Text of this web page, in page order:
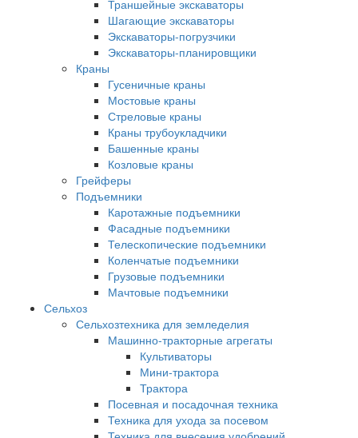
Траншейные экскаваторы
Шагающие экскаваторы
Экскаваторы-погрузчики
Экскаваторы-планировщики
Краны
Гусеничные краны
Мостовые краны
Стреловые краны
Краны трубоукладчики
Башенные краны
Козловые краны
Грейферы
Подъемники
Каротажные подъемники
Фасадные подъемники
Телескопические подъемники
Коленчатые подъемники
Грузовые подъемники
Мачтовые подъемники
Сельхоз
Сельхозтехника для земледелия
Машинно-тракторные агрегаты
Культиваторы
Мини-трактора
Трактора
Посевная и посадочная техника
Техника для ухода за посевом